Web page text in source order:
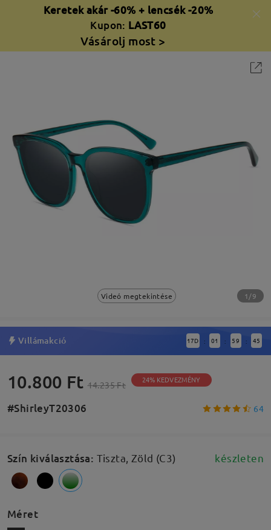
Keretek akár -60% + lencsék -20%
Kupon: LAST60
Vásárolj most >
Videó megtekintése 1/9
Villámakció 17D : 01 : 59 : 44
10.800 Ft 14.235 Ft 24% KEDVEZMÉNY
#ShirleyT20306 64
Szín kiválasztása: Tiszta, Zöld (C3) készleten
Méret